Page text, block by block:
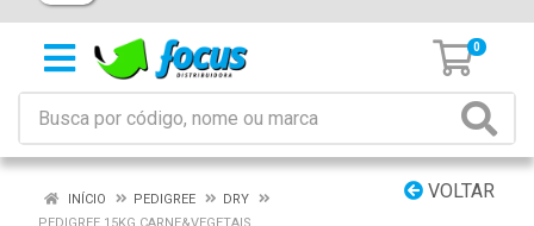
0
VOLTAR
INÍCIO PEDIGREE
DRY